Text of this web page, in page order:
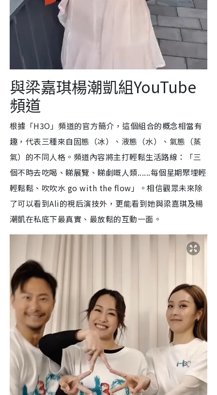
與梁嘉琪楊潮凱組YouTube
頻道
根據「H3O」頻道的官方簡介，這個組合的概念相當有
趣，代表三種來自固態（冰）、液態（水）、氣態（蒸
氣）的不同人格。頻道內容將主打輕鬆生活路線：「三
個不時去吃喝、睇展覽、睇劇嘅人類......每個星期聚埋輕
輕鬆鬆、吹吹水 go with the flow」。相信觀眾未來除
了可以看到Ali的視后演技外，更能看到她與梁嘉琪及楊
潮凱在私底下最真實、最放鬆的互動一面。